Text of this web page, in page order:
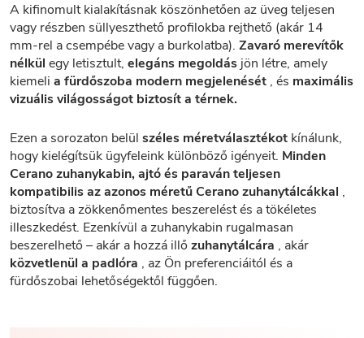
A kifinomult kialakításnak köszönhetően az üveg teljesen
vagy részben süllyeszthető profilokba rejthető (akár 14
mm-rel a csempébe vagy a burkolatba). Zavaró merevítők
nélkül egy letisztult, elegáns megoldás jön létre, amely
kiemeli a fürdőszoba modern megjelenését , és maximális
vizuális világosságot biztosít a térnek.
Ezen a sorozaton belül széles méretválasztékot kínálunk,
hogy kielégítsük ügyfeleink különböző igényeit. Minden
Cerano zuhanykabin, ajtó és paraván teljesen
kompatibilis az azonos méretű Cerano zuhanytálcákkal ,
biztosítva a zökkenőmentes beszerelést és a tökéletes
illeszkedést. Ezenkívül a zuhanykabin rugalmasan
beszerelhető – akár a hozzá illő zuhanytálcára , akár
közvetlenül a padlóra , az Ön preferenciáitól és a
fürdőszobai lehetőségektől függően.